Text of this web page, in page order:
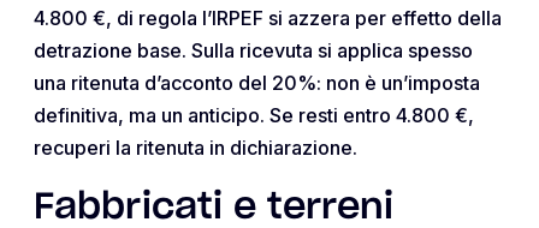
4.800 €, di regola l’IRPEF si azzera per effetto della
detrazione base. Sulla ricevuta si applica spesso
una ritenuta d’acconto del 20%: non è un’imposta
definitiva, ma un anticipo. Se resti entro 4.800 €,
recuperi la ritenuta in dichiarazione.
Fabbricati e terreni